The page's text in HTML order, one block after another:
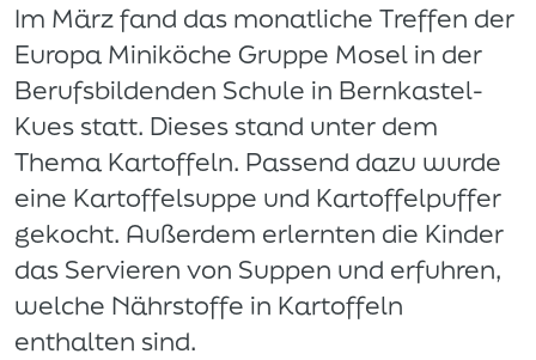
Im März fand das monatliche Treffen der
Europa Miniköche Gruppe Mosel in der
Berufsbildenden Schule in Bernkastel-
Kues statt. Dieses stand unter dem
Thema Kartoffeln. Passend dazu wurde
eine Kartoffelsuppe und Kartoffelpuffer
gekocht. Außerdem erlernten die Kinder
das Servieren von Suppen und erfuhren,
welche Nährstoffe in Kartoffeln
enthalten sind.